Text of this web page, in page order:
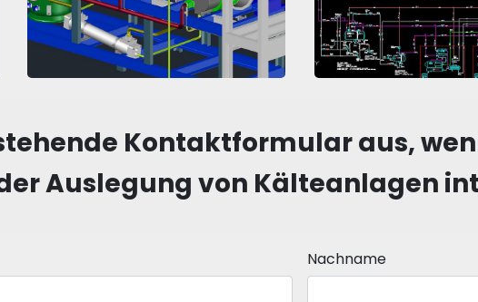
Kontaktformular aus,
Auslegung von Kälteanlagen
Nachname